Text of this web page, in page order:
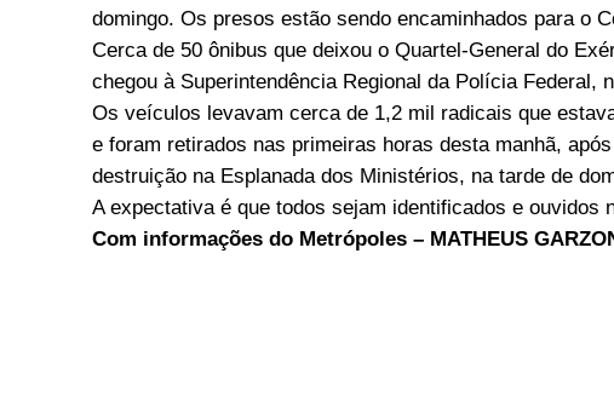
domingo. Os presos estão sendo encaminhados para o
Cerca de 50 ônibus que deixou o Quartel-General do
chegou à Superintendência Regional da Polícia Federal,
Os veículos levavam cerca de 1,2 mil radicais que
e foram retirados nas primeiras horas desta manhã,
destruição na Esplanada dos Ministérios, na tarde de
A expectativa é que todos sejam identificados e ouvidos
Com informações do Metrópoles – MATHEUS